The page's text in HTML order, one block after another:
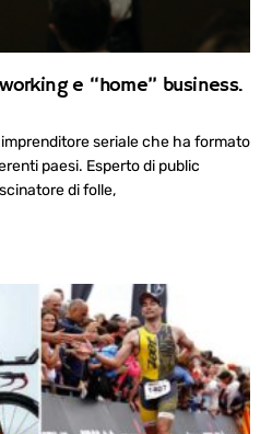
e “home” business.
seriale che ha formato
paesi. Esperto di public
di folle,